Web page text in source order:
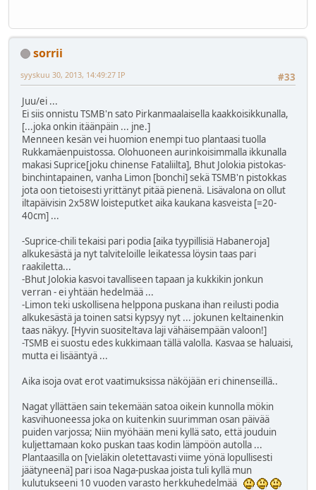
sorrii
#33
syyskuu 30, 2013, 14:49:27 IP
Juu/ei ...
Ei siis onnistu TSMB'n sato Pirkanmaalaisella kaakkoisikkunalla,
[...joka onkin itäänpäin ... jne.]
Menneen kesän vei huomion enempi tuo plantaasi tuolla
Rukkamäenpuistossa. Olohuoneen aurinkoisimmalla ikkunalla
makasi Suprice[joku chinense Fataliilta], Bhut Jolokia pistokas-
binchintapainen, vanha Limon [bonchi] sekä TSMB'n pistokkas
jota oon tietoisesti yrittänyt pitää pienenä. Lisävalona on ollut
iltapäivisin 2x58W loisteputket aika kaukana kasveista [=20-
40cm] ...
-Suprice-chili tekaisi pari podia [aika tyypillisiä Habaneroja]
alkukesästä ja nyt talviteloille leikatessa löysin taas pari
raakiletta...
-Bhut Jolokia kasvoi tavalliseen tapaan ja kukkikin jonkun
verran - ei yhtään hedelmää ...
-Limon teki uskollisena helppona puskana ihan reilusti podia
alkukesästä ja toinen satsi kypsyy nyt ... jokunen keltainenkin
taas näkyy. [Hyvin suositeltava laji vähäisempään valoon!]
-TSMB ei suostu edes kukkimaan tällä valolla. Kasvaa se haluaisi,
mutta ei lisääntyä ...
Aika isoja ovat erot vaatimuksissa näköjään eri chinenseillä..
Nagat yllättäen sain tekemään satoa oikein kunnolla mökin
kasvihuoneessa joka on kuitenkin suurimman osan päivää
puiden varjossa; Niin myöhään meni kyllä sato, että jouduin
kuljettamaan koko puskan taas kodin lämpöön autolla ...
Plantaasilla on [vieläkin oletettavasti viime yönä lopullisesti
jäätyneenä] pari isoa Naga-puskaa joista tuli kyllä mun
kulutukseeni 10 vuoden varasto herkkuhedelmää